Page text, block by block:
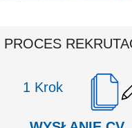
PROCES
Krok